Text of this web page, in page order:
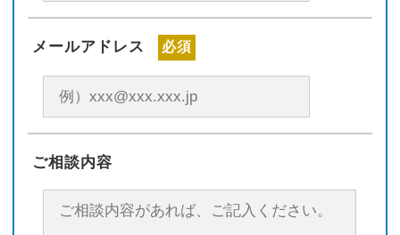
メールアドレス 必須
ご相談内容